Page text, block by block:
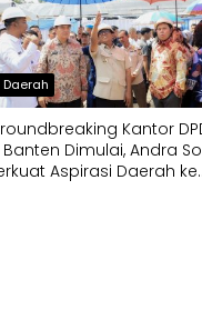
Daerah
Kantor
Banten Dimulai, Andra
Aspirasi Daerah ke